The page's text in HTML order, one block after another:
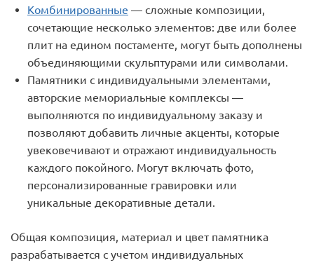
Комбинированные — сложные композиции,
сочетающие несколько элементов: две или более
плит на едином постаменте, могут быть дополнены
объединяющими скульптурами или символами.
Памятники с индивидуальными элементами,
авторские мемориальные комплексы —
выполняются по индивидуальному заказу и
позволяют добавить личные акценты, которые
увековечивают и отражают индивидуальность
каждого покойного. Могут включать фото,
персонализированные гравировки или
уникальные декоративные детали.
Общая композиция, материал и цвет памятника
разрабатывается с учетом индивидуальных